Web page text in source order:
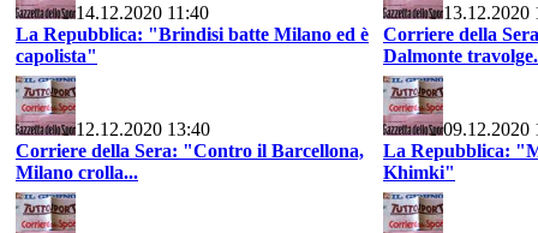
14.12.2020 11:40
La Repubblica: "Brindisi batte Milano ed è
capolista"
13.12.2020
Corriere della
Dalmonte
12.12.2020 13:40
Corriere della Sera: "Contro il Barcellona,
Milano crolla...
09.12.2020
La Repubblica:
Khimki"